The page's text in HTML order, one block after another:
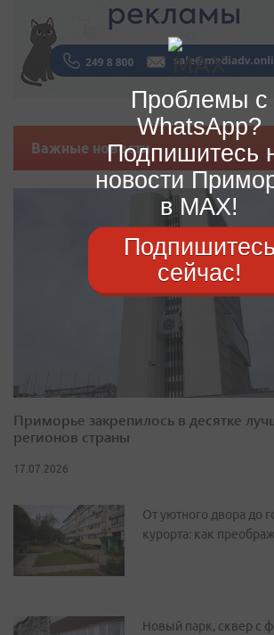
Важные новости
Приморье закрепилось в десятке
регионов страны
17.07.2026
От уютного двора до
курорта: как
Новый парк, сквер с
Проблемы с
WhatsApp?
Подпишитесь
новости
в MAX!
Подпишитесь
сейчас!